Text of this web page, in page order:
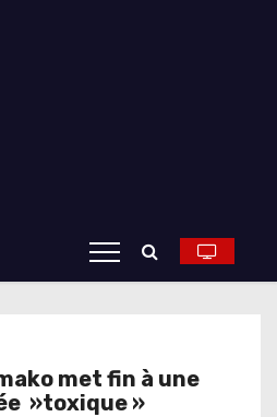
met fin à une
»toxique »